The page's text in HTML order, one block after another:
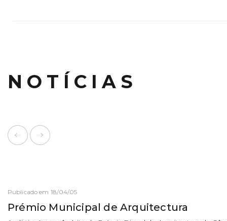
NOTÍCIAS
Publicado em 18/04/05
Prémio Municipal de Arquitectura